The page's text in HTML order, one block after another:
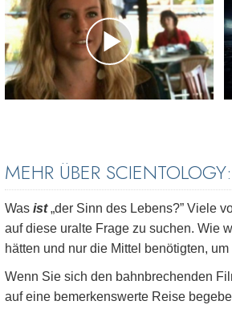
MEHR ÜBER
Was ist„der Sinn des Lebens?” Viele
auf diese uralte Frage zu suchen. Wie
hätten und nur die Mittel benötigten,
Wenn Sie sich den bahnbrechenden
auf eine bemerkenswerte Reise